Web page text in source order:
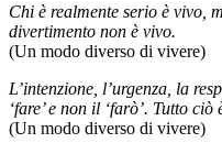
Chi è realmente serio è vivo,
divertimento non è vivo.
(Un modo diverso di vivere)
L’intenzione, l’urgenza, la
‘fare’ e non il ‘farò’. Tutto
(Un modo diverso di vivere)